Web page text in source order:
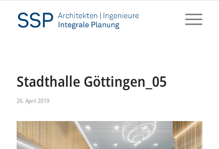
Stadthalle Göttingen_05
26. April 2019